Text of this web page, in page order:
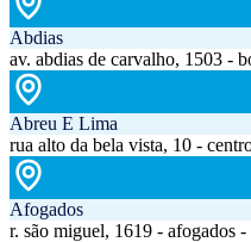
Abdias
av. abdias de carvalho, 1503 -
Abreu E Lima
rua alto da bela vista, 10 -
Afogados
r. são miguel, 1619 - afogados -